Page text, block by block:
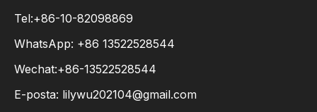
Tel:+86-10-82098869
WhatsApp: +86 13522528544
Wechat:+86-13522528544
E-posta: lilywu202104@gmail.com